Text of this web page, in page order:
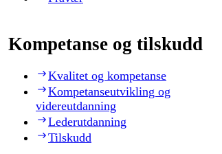
Kompetanse og tilskudd
Kvalitet og kompetanse
Kompetanseutvikling og
videreutdanning
Lederutdanning
Tilskudd